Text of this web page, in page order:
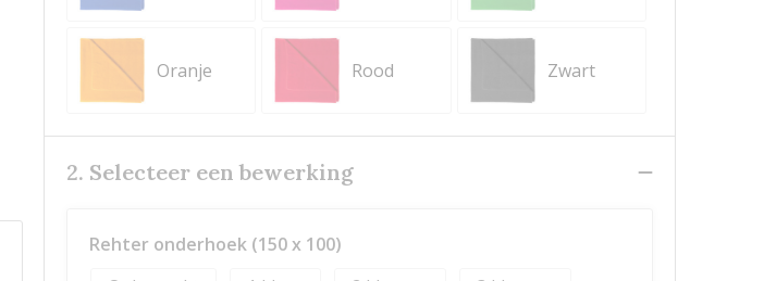
Oranje Rood Zwart
2. Selecteer een bewerking
Rehter onderhoek (150 x 100)